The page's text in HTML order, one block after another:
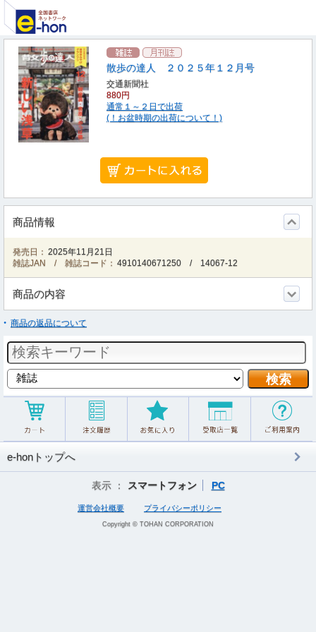
散歩の達人 ２０２５年１２月号
交通新聞社
880円
通常１～２日で出荷
(！お盆時期の出荷について！)
商品情報
発売日： 2025年11月21日
雑誌JAN / 雑誌コード： 4910140671250 / 14067-12
商品の内容
商品の返品について
e-honトップへ
表示 ： スマートフォン PC
運営会社概要 プライバシーポリシー
Copyright © TOHAN CORPORATION